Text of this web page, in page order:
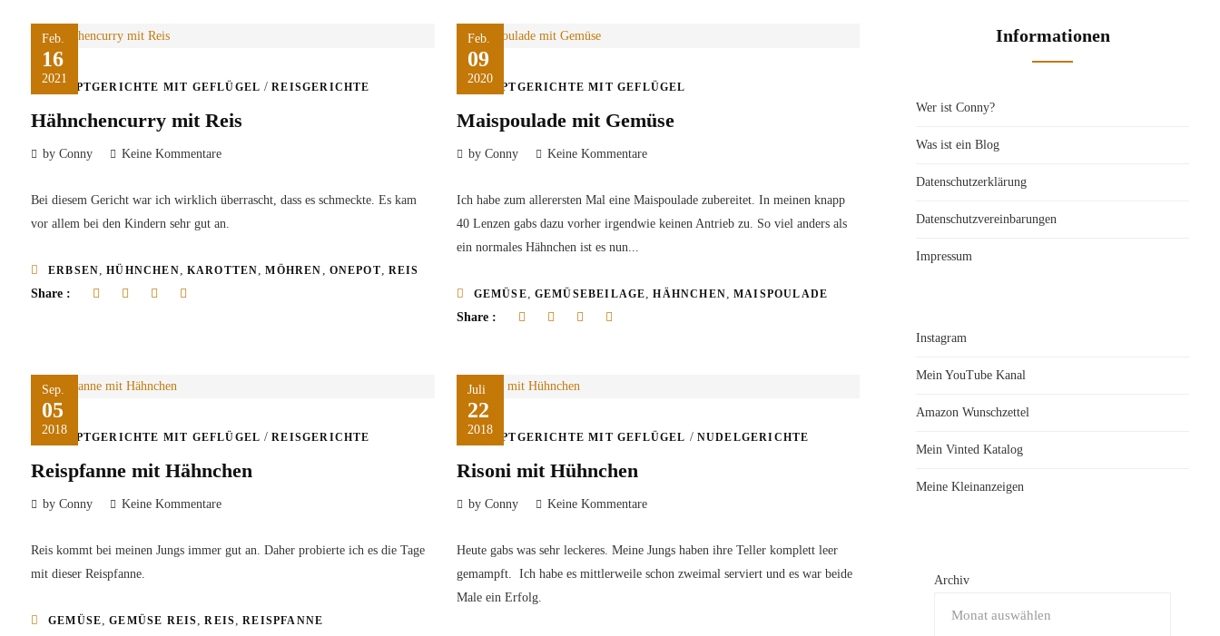
Feb.
16
2021
HAUPTGERICHTE MIT GEFLÜGEL /REISGERICHTE
Hähnchencurry mit Reis
by Conny Keine Kommentare
Bei diesem Gericht war ich wirklich überrascht, dass es schmeckte. Es kam
vor allem bei den Kindern sehr gut an.
ERBSEN ,HÜHNCHEN KAROTTEN ,MÖHREN ONEPOT REIS
Share :
Feb.
09
2020
HAUPTGERICHTE MIT GEFLÜGEL
Maispoulade mit Gemüse
by Conny Keine Kommentare
Ich habe zum allerersten Mal eine Maispoulade zubereitet. In meinen knapp
40 Lenzen gabs dazu vorher irgendwie keinen Antrieb zu. So viel anders als
ein normales Hähnchen ist es nun...
GEMÜSE GEMÜSEBEILAGE ,HÄHNCHEN MAISPOULADE
Share :
Sep.
05
2018
HAUPTGERICHTE MIT GEFLÜGEL /REISGERICHTE
Reispfanne mit Hähnchen
by Conny Keine Kommentare
Reis kommt bei meinen Jungs immer gut an. Daher probierte ich es die Tage
mit dieser Reispfanne.
GEMÜSE,GEMÜSE REIS,REIS,REISPFANNE
Juli
22
2018
HAUPTGERICHTE MIT GEFLÜGEL / NUDELGERICHTE
Risoni mit Hühnchen
by Conny Keine Kommentare
Heute gabs was sehr leckeres. Meine Jungs haben ihre Teller komplett leer
gemampft. Ich habe es mittlerweile schon zweimal serviert und es war beide
Male ein Erfolg.
Informationen
Wer ist Conny?
Was ist ein Blog
Datenschutzerklärung
Datenschutzvereinbarungen
Impressum
Instagram
Mein YouTube Kanal
Amazon Wunschzettel
Mein Vinted Katalog
Meine Kleinanzeigen
Archiv